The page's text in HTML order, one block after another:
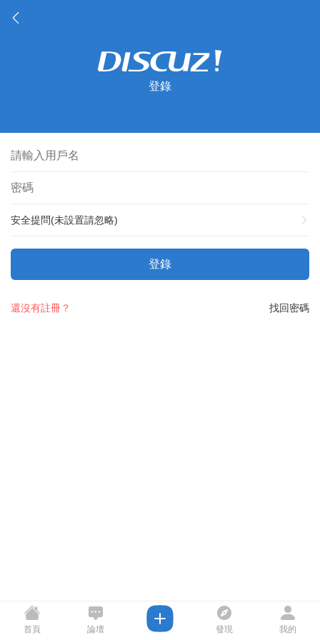
登錄
安全提問(未設置請忽略)
登錄
找回密碼
還沒有註冊？
首頁 論壇 發現 我的